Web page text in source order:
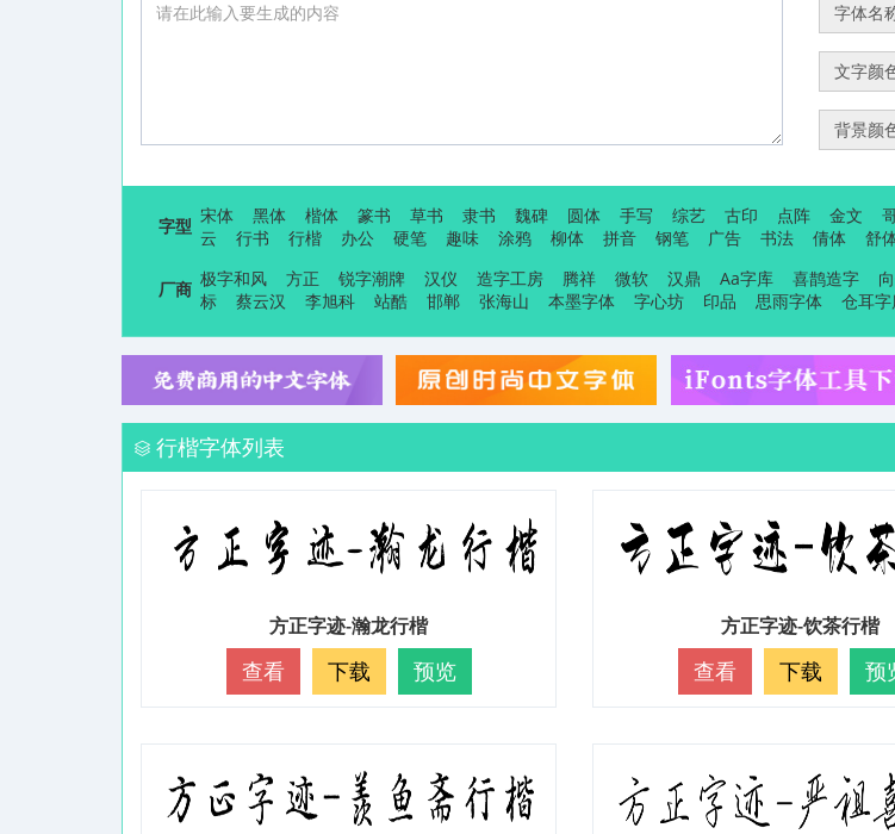
字体名
文字颜
背景颜
字型 宋体 黑体 楷体 篆书 草书 隶书 魏碑 圆体 手写 综艺 古印 点阵 金文
云
行书 行楷 办公 硬笔 趣味 涂鸦 柳体 拼音 钢笔 广告 书法 倩体 舒
厂商 极字和风 方正 锐字潮牌 汉仪 造字工房 腾祥 微软 汉鼎 Aa字库 喜鹊造字
标
蔡云汉 李旭科 站酷 邯郸 张海山 本墨字体 字心坊 印品 思雨字体 仓耳
行楷字体列表
方正字迹-瀚龙行楷
查看 下载 预览
方正字迹-饮茶行楷
查看 下载 预